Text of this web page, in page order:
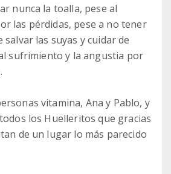
nunca la toalla, pese al
las pérdidas, pese a no tener
salvar las suyas y cuidar de
sufrimiento y la angustia por
vitamina, Ana y Pablo, y
los Huelleritos que gracias
de un lugar lo más parecido